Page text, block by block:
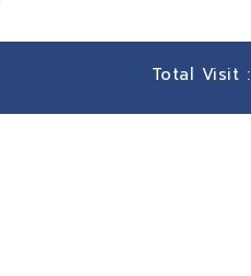
Total Visit :